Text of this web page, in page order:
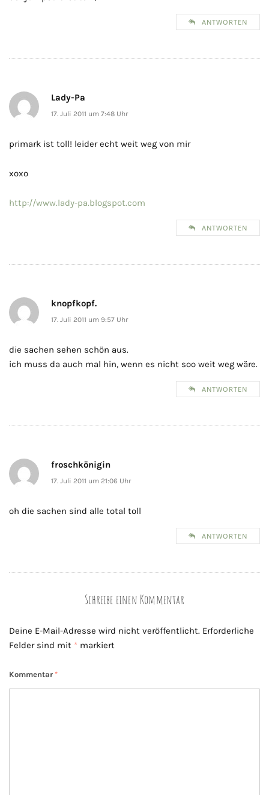
ANTWORTEN
Lady-Pa
17. Juli 2011 um 7:48 Uhr
primark ist toll! leider echt weit weg von mir
xoxo
http://www.lady-pa.blogspot.com
ANTWORTEN
knopfkopf.
17. Juli 2011 um 9:57 Uhr
die sachen sehen schön aus.
ich muss da auch mal hin, wenn es nicht soo weit weg wäre.
ANTWORTEN
froschkönigin
17. Juli 2011 um 21:06 Uhr
oh die sachen sind alle total toll
ANTWORTEN
Schreibe einen Kommentar
Deine E-Mail-Adresse wird nicht veröffentlicht. Erforderliche
Felder sind mit * markiert
Kommentar *